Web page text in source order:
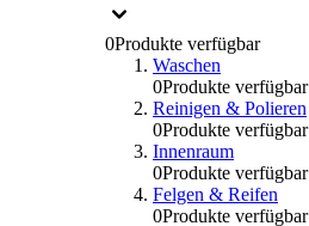
0Produkte verfügbar
Waschen
0Produkte verfügbar
Reinigen & Polieren
0Produkte verfügbar
Innenraum
0Produkte verfügbar
Felgen & Reifen
0Produkte verfügbar